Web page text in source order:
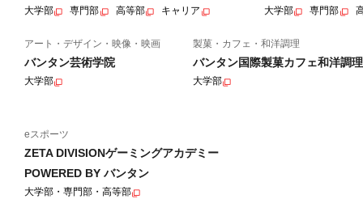
大学部 専門部 高等部 キャリア 大学部 専門部
アート・デザイン・映像・映画
バンタン芸術学院
大学部
製菓・カフェ・和洋調理
バンタン国際製菓カフェ和洋調
大学部
eスポーツ
ZETA DIVISIONゲーミングアカデミー
POWERED BY バンタン
大学部・専門部・高等部